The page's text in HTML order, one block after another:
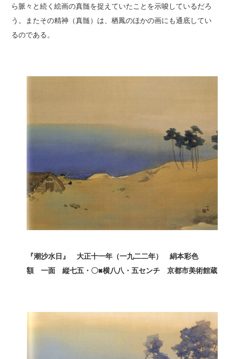
ら脈々と続く絵画の真髄を捉えていたことを示唆しているだろ
う。またその精神（真髄）は、栖鳳のほかの画にも通底してい
るのである。
『潮沙水日』 大正十一年（一九二二年） 絹本彩色
額 一面 縦七五・〇×横八八・五センチ 京都市美術館蔵